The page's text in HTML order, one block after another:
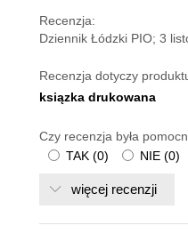
Recenzja:
Dziennik Łódzki PIO; 3
Recenzja dotyczy
ksiązka drukowana
Czy recenzja była
TAK (0) NIE (0)
więcej recenzji